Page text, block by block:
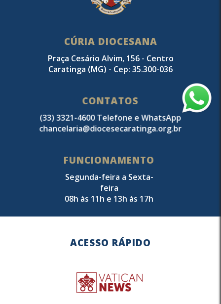
CÚRIA DIOCESANA
Praça Cesário Alvim, 156 - Centro
Caratinga (MG) - Cep: 35.300-036
CONTATOS
(33) 3321-4600 Telefone e WhatsApp
chancelaria@diocesecaratinga.org.br
FUNCIONAMENTO
Segunda-feira a Sexta-
feira
08h às 11h e 13h às 17h
ACESSO RÁPIDO